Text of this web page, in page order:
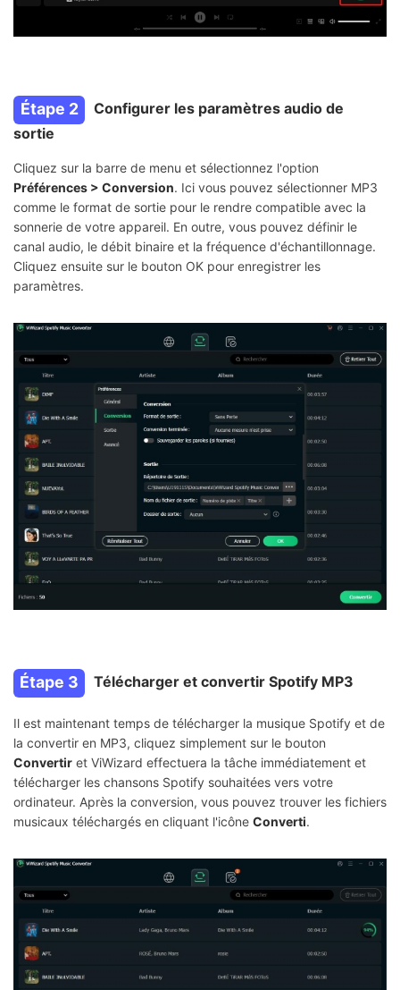
Étape 2
Configurer les paramètres audio de
sortie
Cliquez sur la barre de menu et sélectionnez l'option
Préférences > Conversion. Ici vous pouvez sélectionner MP3
comme le format de sortie pour le rendre compatible avec la
sonnerie de votre appareil. En outre, vous pouvez définir le
canal audio, le débit binaire et la fréquence d'échantillonnage.
Cliquez ensuite sur le bouton OK pour enregistrer les
paramètres.
Étape 3 Télécharger et convertir Spotify MP3
Il est maintenant temps de télécharger la musique Spotify et de
la convertir en MP3, cliquez simplement sur le bouton
Convertir et ViWizard effectuera la tâche immédiatement et
télécharger les chansons Spotify souhaitées vers votre
ordinateur. Après la conversion, vous pouvez trouver les fichiers
musicaux téléchargés en cliquant l'icône Converti.